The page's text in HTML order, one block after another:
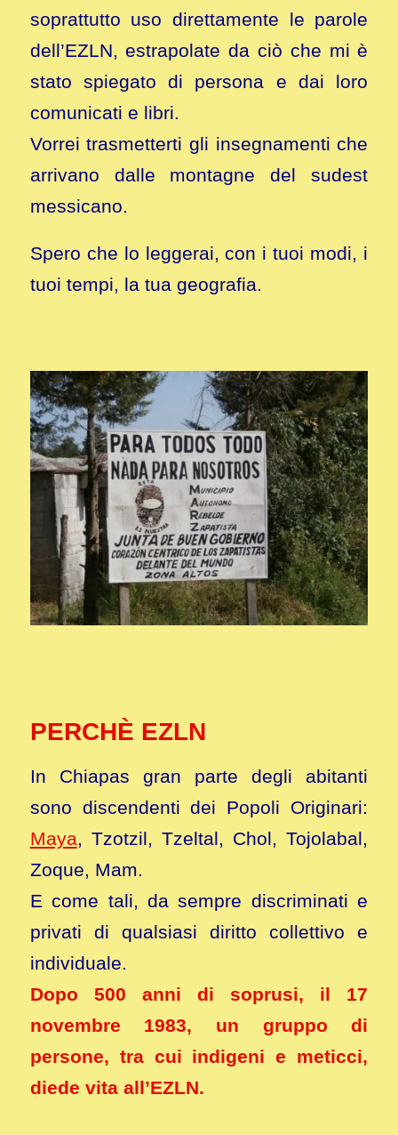
soprattutto uso direttamente le parole
dell’EZLN, estrapolate da ciò che mi è
stato spiegato di persona e dai loro
comunicati e libri.
Vorrei trasmetterti gli insegnamenti che
arrivano dalle montagne del sudest
messicano.
Spero che lo leggerai, con i tuoi modi, i
tuoi tempi, la tua geografia.
PERCHÈ EZLN
In Chiapas gran parte degli abitanti
sono discendenti dei Popoli Originari:
Maya, Tzotzil, Tzeltal, Chol, Tojolabal,
Zoque, Mam.
E come tali, da sempre discriminati e
privati di qualsiasi diritto collettivo e
individuale.
Dopo 500 anni di soprusi, il 17
novembre 1983, un gruppo di
persone, tra cui indigeni e meticci,
diede vita all’EZLN.